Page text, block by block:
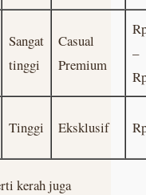
Sangat
tinggi
Casual
Premium
–
Tinggi Eksklusif
kerah juga